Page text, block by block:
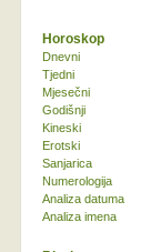
Horoskop
Dnevni
Tjedni
Mjesečni
Godišnji
Kineski
Erotski
Sanjarica
Numerologija
Analiza datuma
Analiza imena